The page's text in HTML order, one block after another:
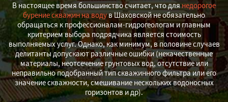
В настоящее время большинство считает, что длянедорогое
бурение скважин на водув Шаховской не обязательно
обращаться к профессионалам-гидрогеологам и главным
критерием выбора подрядчика является стоимость
выполняемых услуг. Однако, как минимум, в половине случаев
делитанты допускают различные ошибки (некачественные
материалы, неотсечение грунтовых вод, отсутствие или
неправильно подобранный тип скважинного фильтра или его
значение скважности, смешивание нескольких водоносных
горизонтов и др).